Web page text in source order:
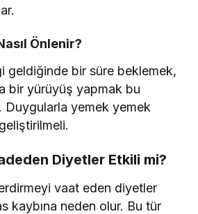
Önlenir?
geldiğinde bir süre beklemek,
bir yürüyüş yapmak bu
Duygularla yemek yemek
Diyetler Etkili mi?
vaat eden diyetler
kaybına neden olur. Bu tür